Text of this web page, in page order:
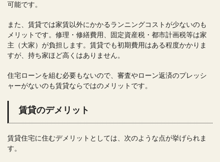
可能です。
また、賃貸では家賃以外にかかるランニングコストが少ないのも
メリットです。修理・修繕費用、固定資産税・都市計画税等は家
主（大家）が負担します。賃貸でも初期費用はある程度かかりま
すが、持ち家ほど高くはありません。
住宅ローンを組む必要もないので、審査やローン返済のプレッシ
ャーがないのも賃貸ならではのメリットです。
賃貸のデメリット
賃貸住宅に住むデメリットとしては、次のような点が挙げられま
す。